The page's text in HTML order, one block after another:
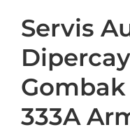
Servis
Gombak
333A